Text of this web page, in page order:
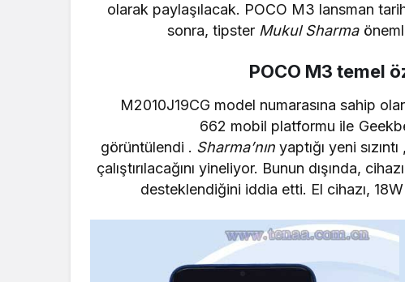
olarak paylaşılacak. POCO M3 lansman
sonra, tipster Mukul Sharma
POCO M3 temel
M2010J19CG model numarasına sahip
662 mobil platformu ile
görüntülendi . Sharma’nınyaptığı yeni
çalıştırılacağını yineliyor. Bunun dışında,
desteklendiğini iddia etti. El cihazı, 18W